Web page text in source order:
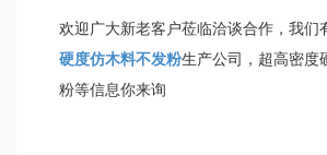
欢迎广大新老客户莅临洽谈合作，我们
硬度仿木料不发粉生产公司，超高密度
粉等信息你来询